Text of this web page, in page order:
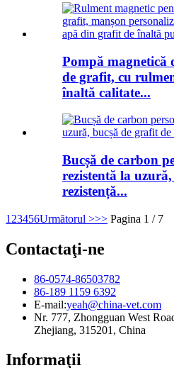
Pompă magnetică
de grafit, cu
înaltă calitate...
Bucșă de carbon
rezistentă la
rezistență...
1 23456Următorul >>> Pagina 1 / 7
Contactaţi-ne
86-0574-86503782
86-189 1159 6392
E-mail:yeah@china-vet.com
Nr. 777, Zhongguan West
Zhejiang, 315201, China
Informaţii